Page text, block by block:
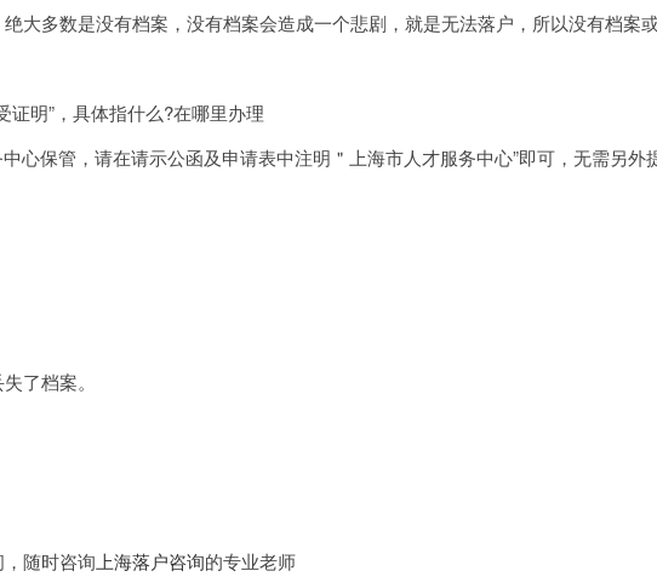
大多数是没有档案，没有档案会造成一个悲剧，就是无法落户，所以没有档案
明”，具体指什么?在哪里办理
保管，请在请示公函及申请表中注明＂上海市人才服务中心”即可，无需另外
了档案。
随时咨询 上海落户咨询的专业老师